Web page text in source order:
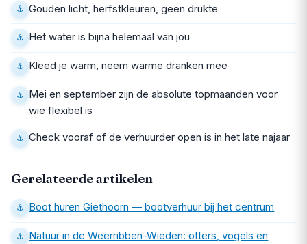
Gouden licht, herfstkleuren, geen drukte
Het water is bijna helemaal van jou
Kleed je warm, neem warme dranken mee
Mei en september zijn de absolute topmaanden voor
wie flexibel is
Check vooraf of de verhuurder open is in het late najaar
Gerelateerde artikelen
Boot huren Giethoorn — bootverhuur bij het centrum
Natuur in de Weerribben-Wieden: otters, vogels en